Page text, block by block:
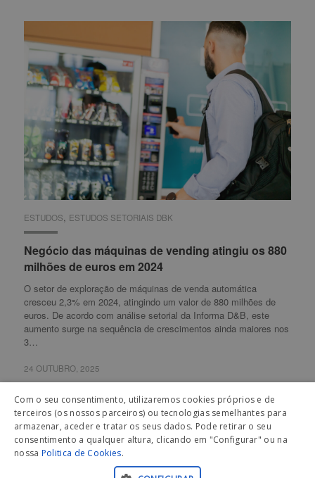
ESTUDOS, ESTUDOS SETORIAIS DBK
Negócio das máquinas de vending atingiu os 880
milhões de euros em 2024
O setor de exploração de máquinas de venda automática
cresceu 2,3% em 2024, atingindo um valor de 880 milhões de
euros. De acordo com análise setorial da Informa D&B, este
aumento surge na sequência de crescimentos ainda maiores nos
3…
24 OUTUBRO, 2025
ESTUDOS ESTUDOS SETORIAIS DBK
Negócio das máquinas de vending atingiu os 880
milhões de euros em 2024
24 OUTUBRO, 2025
Carregar mais artigos
Com o seu consentimento, utilizaremos cookies próprios e de
terceiros (os nossos parceiros) ou tecnologias semelhantes para
armazenar, aceder e tratar os seus dados. Pode retirar o seu
consentimento a qualquer altura, clicando em "Configurar" ou na
nossa Politica de Cookies.